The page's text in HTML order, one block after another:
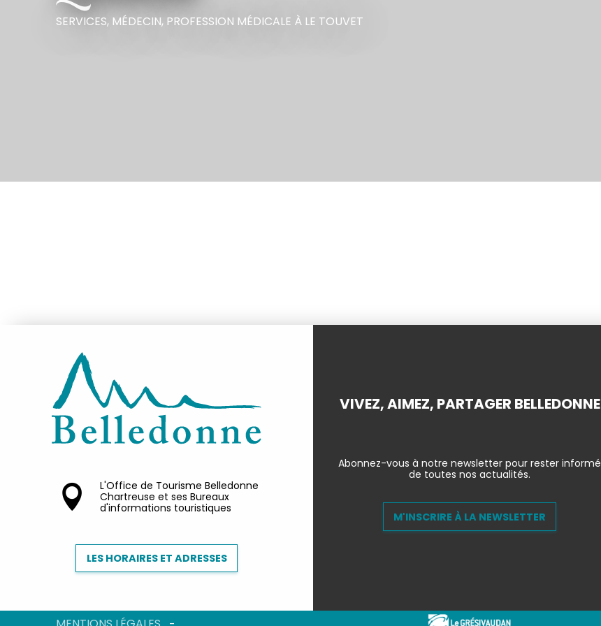
SERVICES, MÉDECIN, PROFESSION MÉDICALE À LE TOUVET
L'Office de Tourisme Belledonne
Chartreuse et ses Bureaux
d'informations touristiques
LES HORAIRES ET ADRESSES
VIVEZ, AIMEZ, PARTAGER BELLEDONNE
Abonnez-vous à notre newsletter pour rester informé
de toutes nos actualités.
M'INSCRIRE À LA NEWSLETTER